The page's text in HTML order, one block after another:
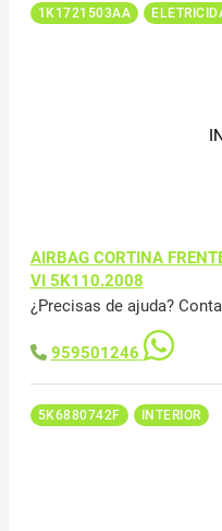
1K1721503AA
AIRBAG CORTINA
VI 5K110.2008
¿Precisas de ajuda?
959501246
5K6880742F INTERIOR